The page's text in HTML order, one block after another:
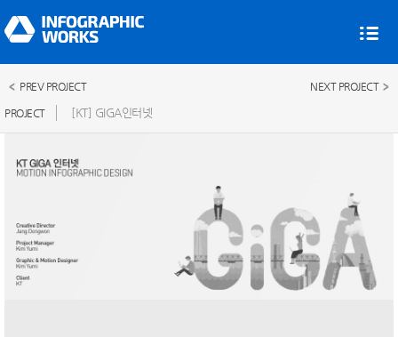
PROJECT [KT] GIGA인터넷
PREV PROJECT NEXT PROJECT
Interactive